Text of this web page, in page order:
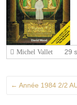
Michel Vallet 29
← Année 1984 2/2